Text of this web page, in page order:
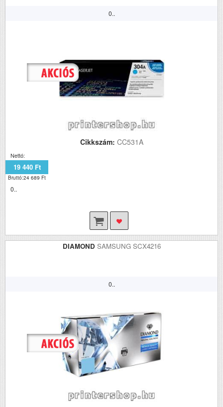
0..
Cikkszám: CC531A
Nettó:
19 440 Ft
Bruttó:24 689 Ft
0..
DIAMOND SAMSUNG SCX4216
0..